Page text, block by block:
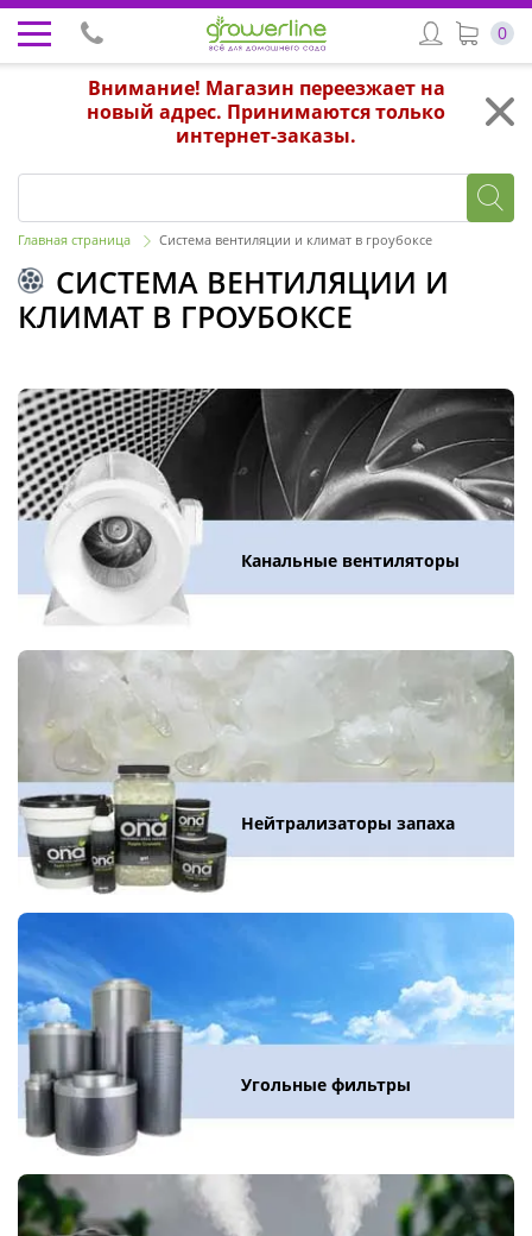
Внимание! Магазин переезжает на
новый адрес. Принимаются только
интернет-заказы.
0
Главная страница Система вентиляции и климат в гроубоксе
СИСТЕМА ВЕНТИЛЯЦИИ И
КЛИМАТ В ГРОУБОКСЕ
Канальные вентиляторы
Нейтрализаторы запаха
Угольные фильтры